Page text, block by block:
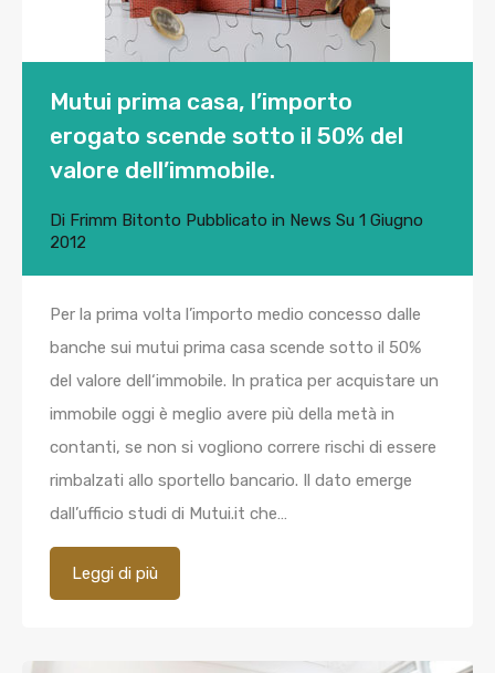
Mutui prima casa, l’importo
erogato scende sotto il 50% del
valore dell’immobile.
Di Frimm Bitonto Pubblicato in News Su 1 Giugno
2012
Per la prima volta l’importo medio concesso dalle
banche sui mutui prima casa scende sotto il 50%
del valore dell‘immobile. In pratica per acquistare un
immobile oggi è meglio avere più della metà in
contanti, se non si vogliono correre rischi di essere
rimbalzati allo sportello bancario. Il dato emerge
dall’ufficio studi di Mutui.it che…
Leggi di più